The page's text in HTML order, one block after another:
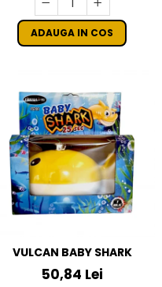
ADAUGA IN COS
VULCAN BABY SHARK
50,84 Lei